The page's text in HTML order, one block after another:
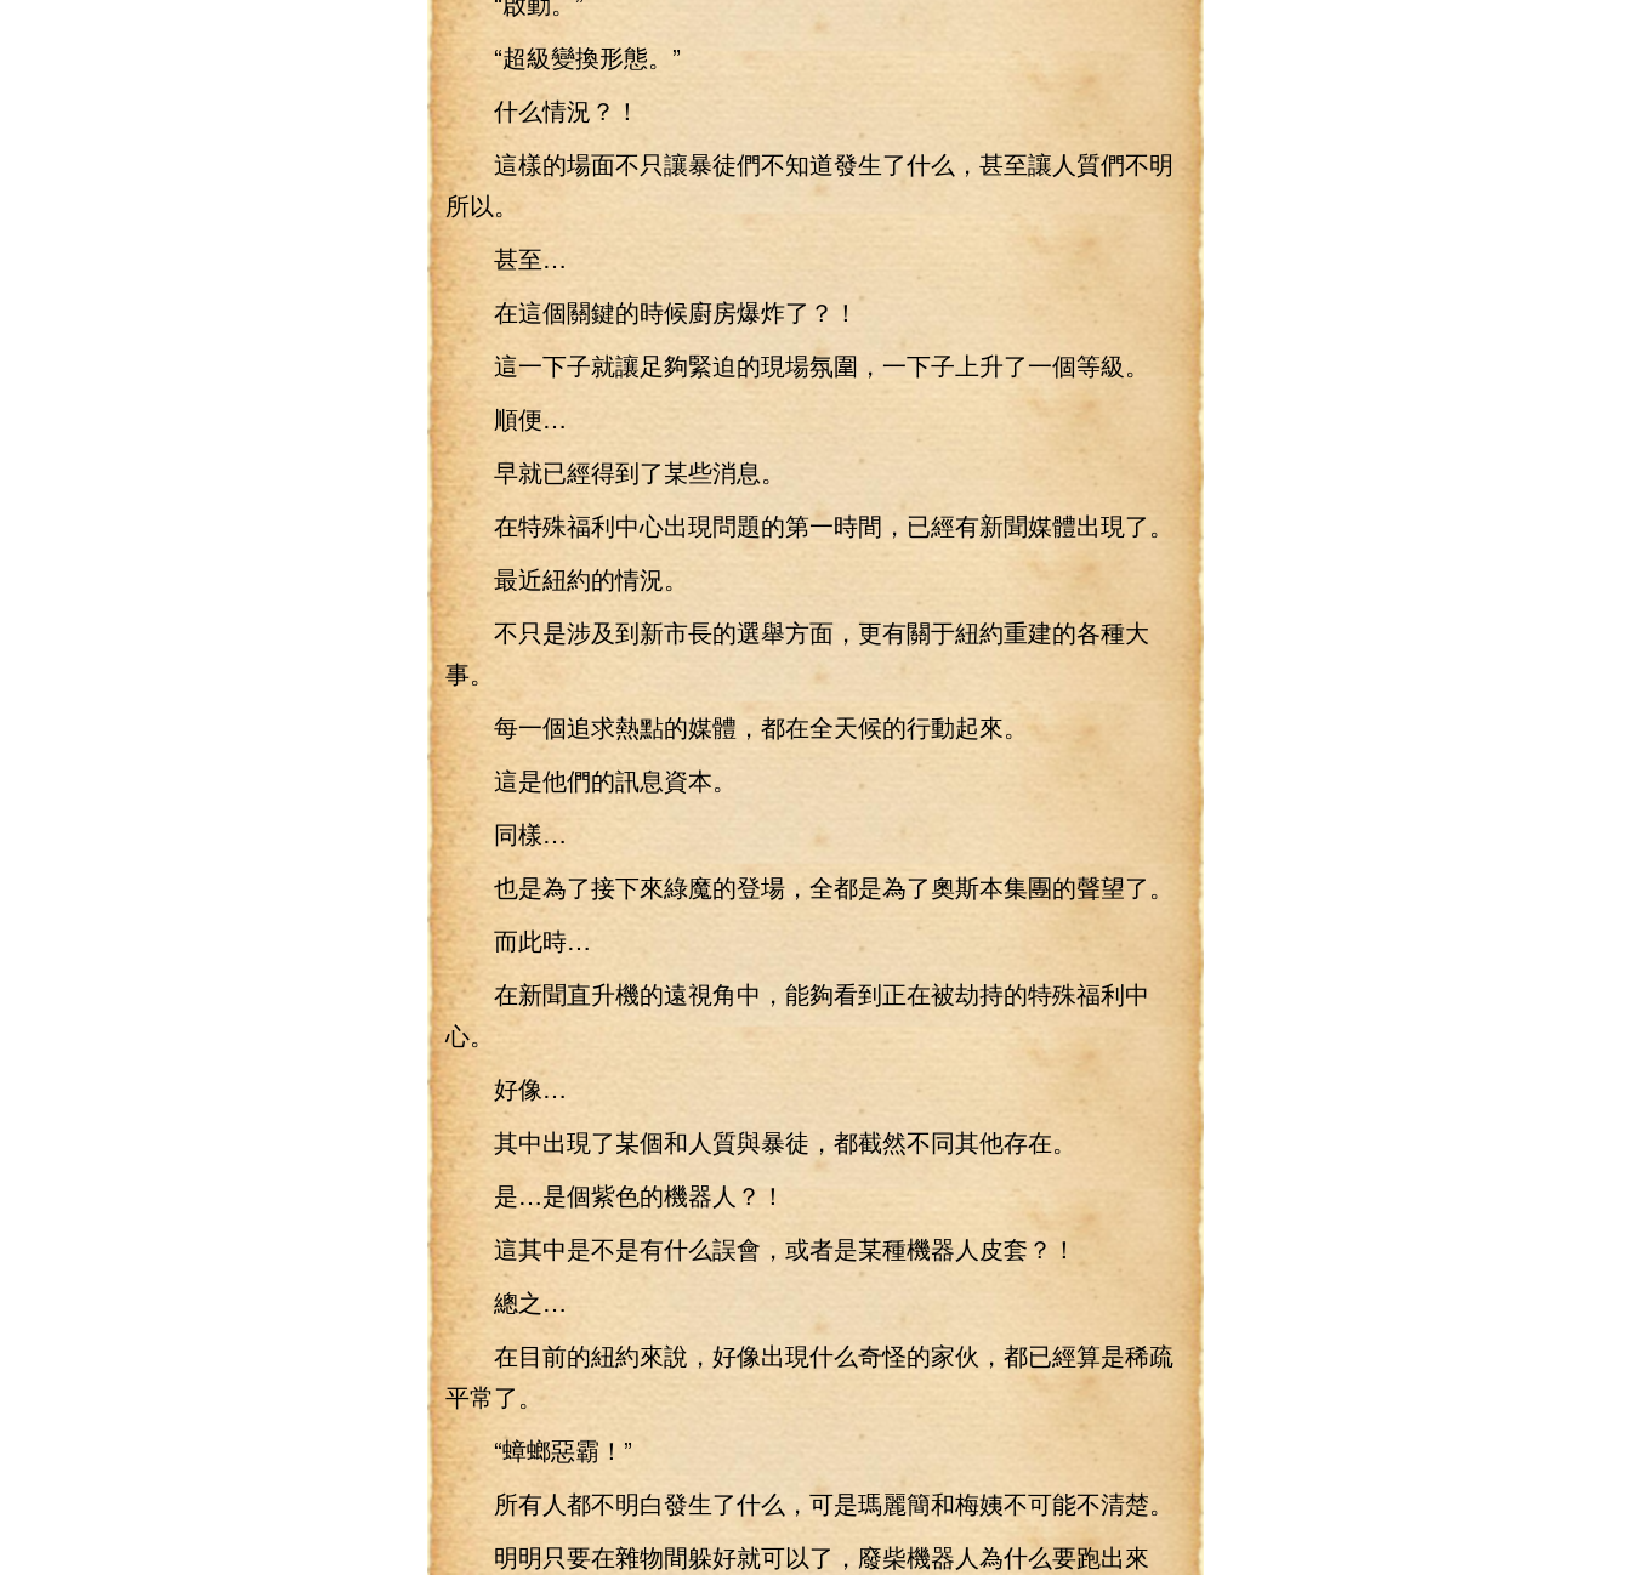
“超級變換形態。”
什么情況？！
這樣的場面不只讓暴徒們不知道發生了什么，甚至讓人質們不明
所以。
甚至…
在這個關鍵的時候廚房爆炸了？！
這一下子就讓足夠緊迫的現場氛圍，一下子上升了一個等級。
順便…
早就已經得到了某些消息。
在特殊福利中心出現問題的第一時間，已經有新聞媒體出現了。
最近紐約的情況。
不只是涉及到新市長的選舉方面，更有關于紐約重建的各種大
事。
每一個追求熱點的媒體，都在全天候的行動起來。
這是他們的訊息資本。
同樣…
也是為了接下來綠魔的登場，全都是為了奧斯本集團的聲望了。
而此時…
在新聞直升機的遠視角中，能夠看到正在被劫持的特殊福利中
心。
好像…
其中出現了某個和人質與暴徒，都截然不同其他存在。
是…是個紫色的機器人？！
這其中是不是有什么誤會，或者是某種機器人皮套？！
總之…
在目前的紐約來說，好像出現什么奇怪的家伙，都已經算是稀疏
平常了。
“蟑螂惡霸！”
所有人都不明白發生了什么，可是瑪麗簡和梅姨不可能不清楚。
明明只要在雜物間躲好就可以了，廢柴機器人為什么要跑出來